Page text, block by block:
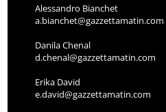
Alessandro Bianchet
a.bianchet@gazzettamatin.com
Danila Chenal
d.chenal@gazzettamatin.com
Erika David
e.david@gazzettamatin.com